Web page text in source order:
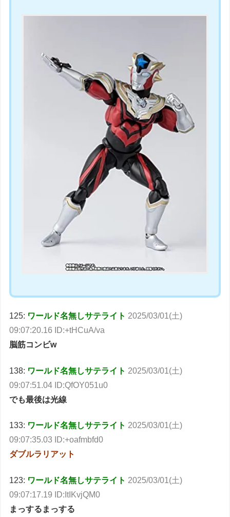
125: ワールド名無しサテライト 2025/03/01(土)
09:07:20.16 ID:+tHCuA/va
脳筋コンビw
138: ワールド名無しサテライト 2025/03/01(土)
09:07:51.04 ID:QfOY051u0
でも最後は光線
133: ワールド名無しサテライト 2025/03/01(土)
09:07:35.03 ID:+oafmbfd0
ダブルラリアット
123: ワールド名無しサテライト 2025/03/01(土)
09:07:17.19 ID:ItIKvjQM0
まっするまっする